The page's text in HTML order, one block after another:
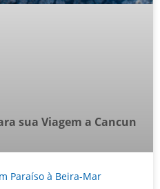
sua Viagem a Cancun